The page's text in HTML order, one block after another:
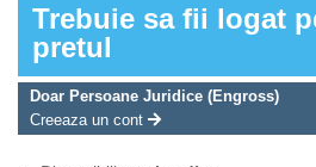
Trebuie sa fii logat
pretul
Doar Persoane Juridice (Engross)
Creeaza un cont